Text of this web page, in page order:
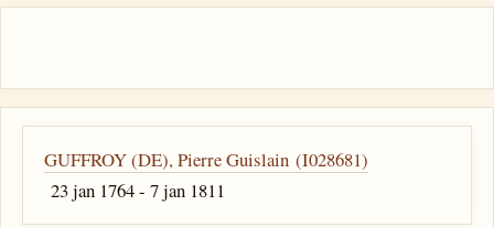
GUFFROY (DE), Pierre Guislain (I028681)
23 jan 1764 - 7 jan 1811